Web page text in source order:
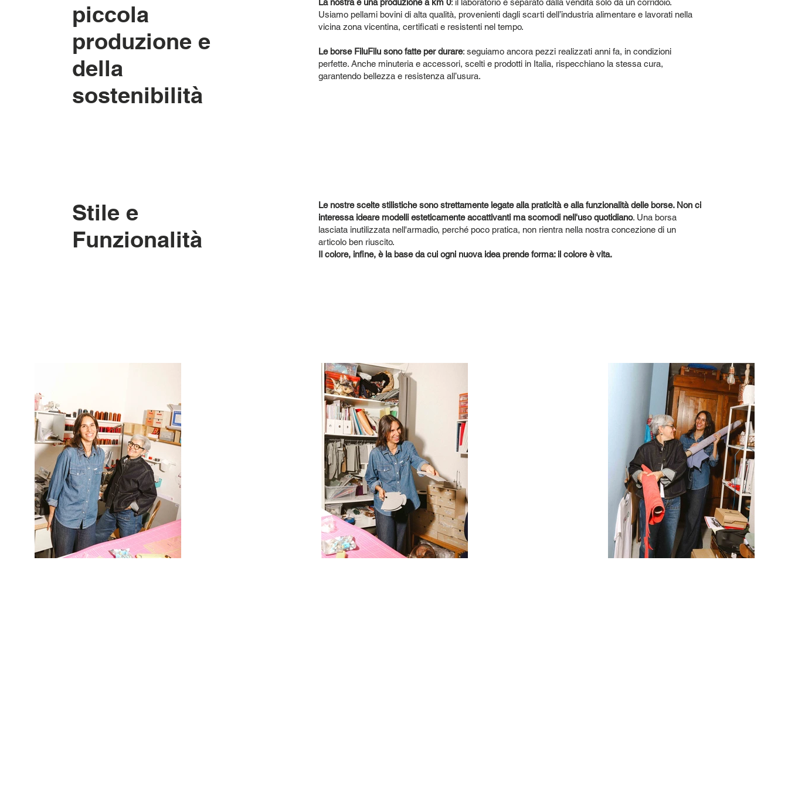
piccola
produzione e
della
sostenibilità
La nostra è una produzione a km 0: il laboratorio è separato dalla vendita solo da un corridoio.
Usiamo pellami bovini di alta qualità, provenienti dagli scarti dell’industria alimentare e lavorati nella
vicina zona vicentina, certificati e resistenti nel tempo.
Le borse FiluFilu sono fatte per durare: seguiamo ancora pezzi realizzati anni fa, in condizioni
perfette. Anche minuteria e accessori, scelti e prodotti in Italia, rispecchiano la stessa cura,
garantendo bellezza e resistenza all’usura.
Stile e
Funzionalità
Le nostre scelte stilistiche sono strettamente legate alla praticità e alla funzionalità delle borse. Non ci
interessa ideare modelli esteticamente accattivanti ma scomodi nell'uso quotidiano. Una borsa
lasciata inutilizzata nell'armadio, perché poco pratica, non rientra nella nostra concezione di un
articolo ben riuscito.
Il colore, infine, è la base da cui ogni nuova idea prende forma: il colore è vita.